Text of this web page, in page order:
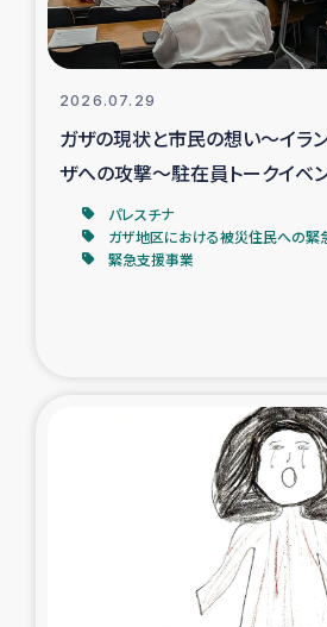
レバノンでのシリア難民へ
レバノンでのシリア難民・レバ
海外ルーツの市民
神原ゼミxパルシ
仮設住宅生活支援・農
漁業復興支援
インターン・ボランテ
経済自立支援事
2026.07.29
ガザの現状と市民の想い～イラ
ザへの攻撃～駐在員トークイベ
パレスチナ
ガザ地区における被災住民への緊
緊急支援事業